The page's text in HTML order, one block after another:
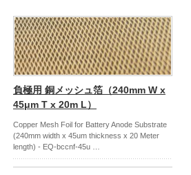
負極用 銅メッシュ箔（240mm W x
45μm T x 20m L）
Copper Mesh Foil for Battery Anode Substrate
(240mm width x 45um thickness x 20 Meter
length) - EQ-bccnf-45u …